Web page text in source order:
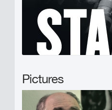
Pictures